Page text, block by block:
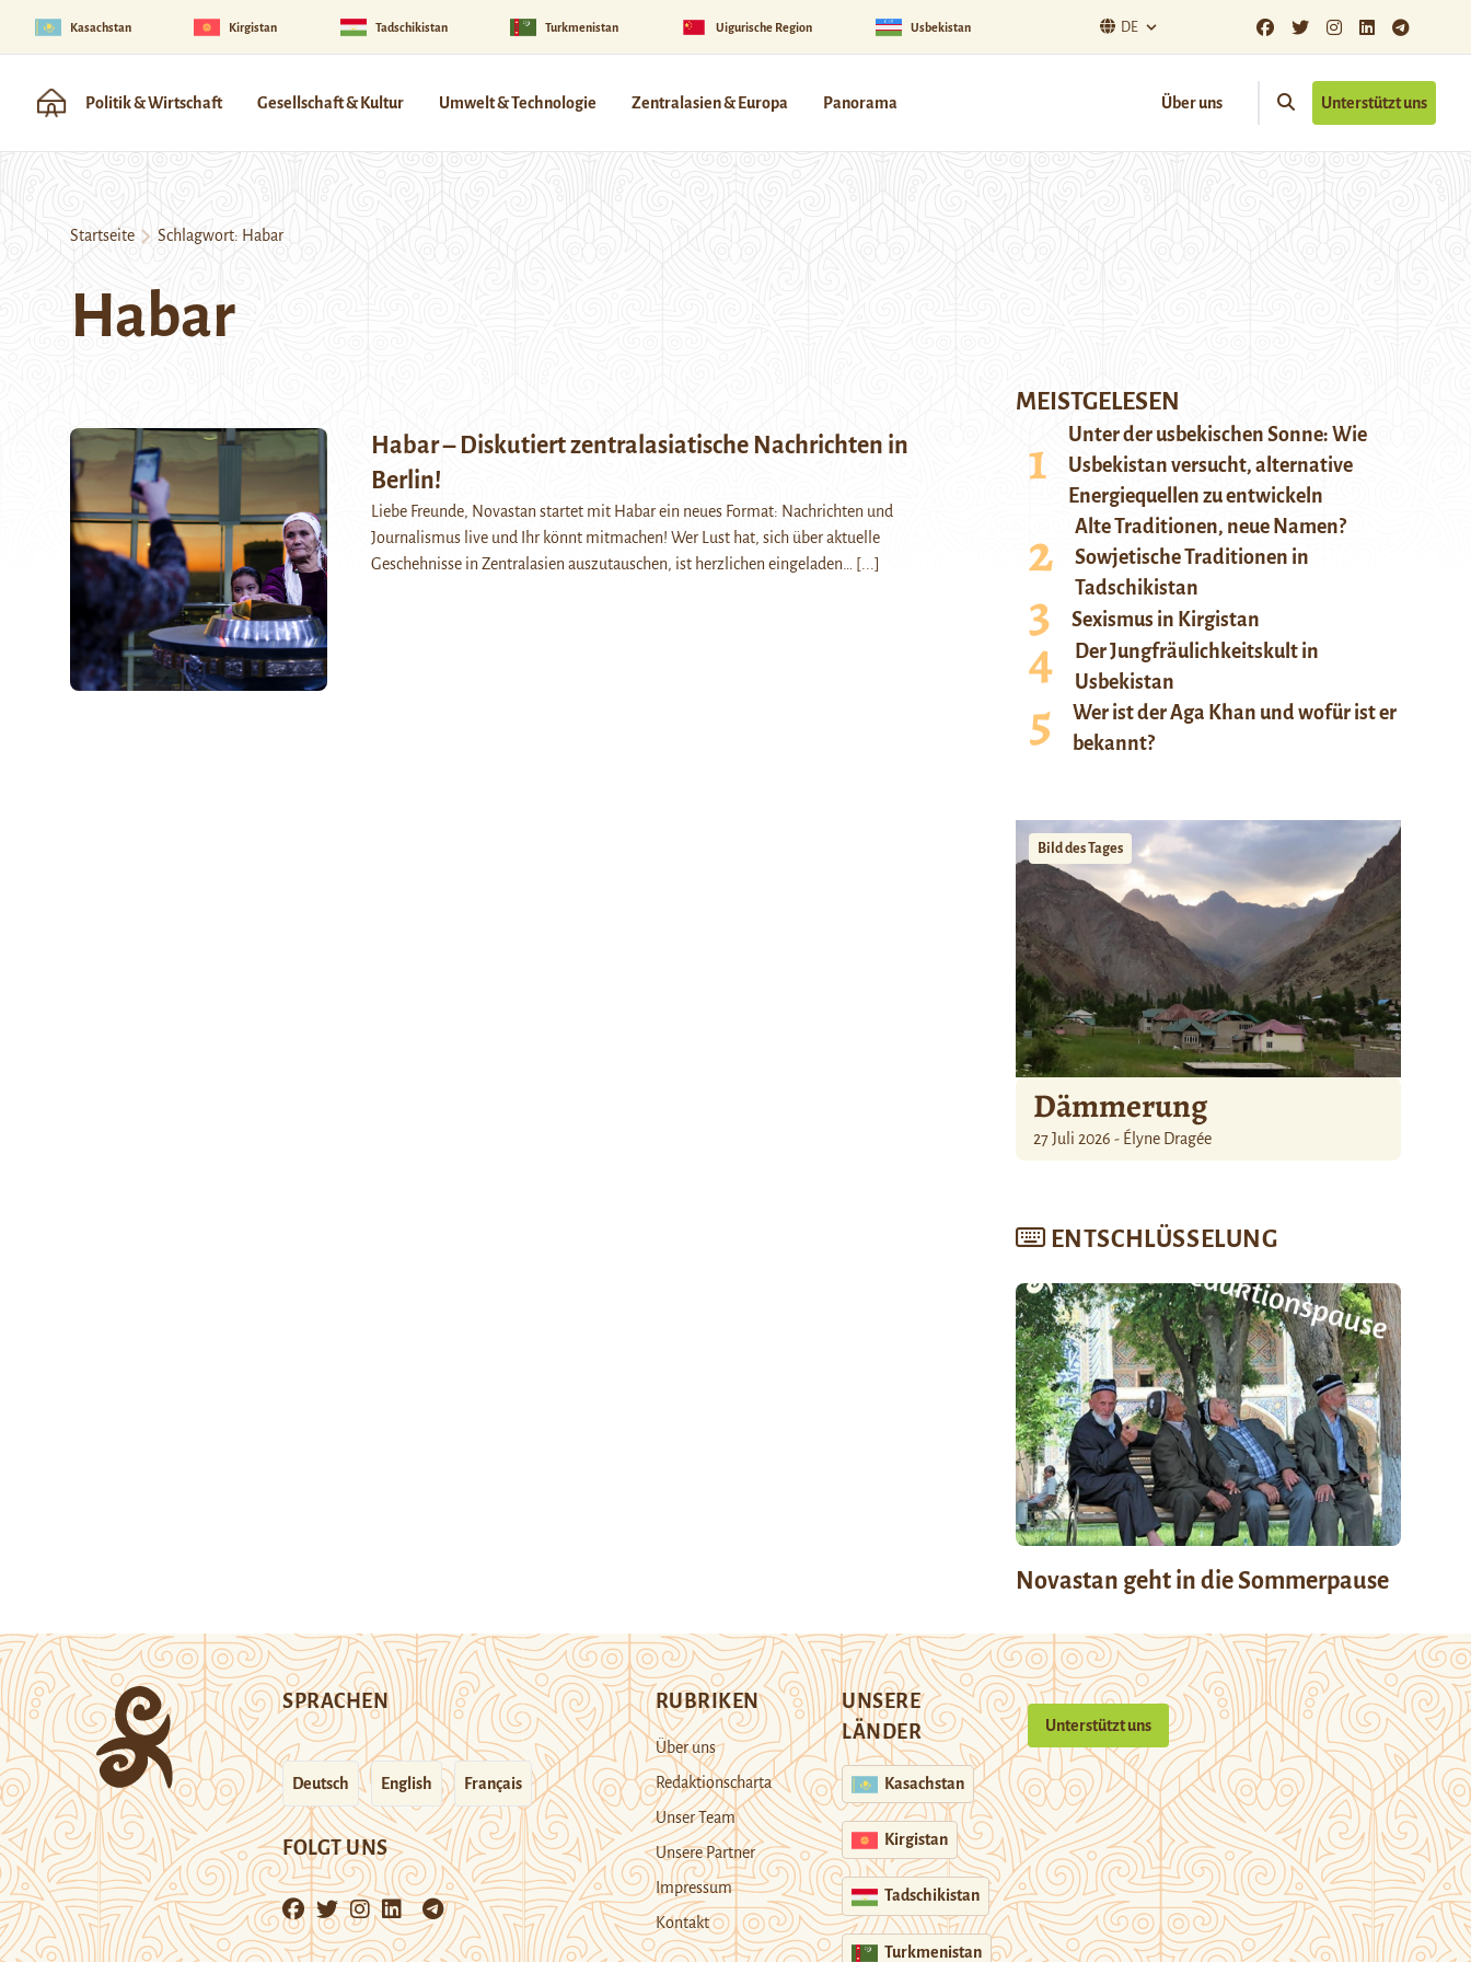
Kasachstan Kirgistan Tadschikistan Turkmenistan Uigurische Region Usbekistan DE
Politik & Wirtschaft Gesellschaft & Kultur Umwelt & Technologie Zentralasien & Europa Panorama Über uns Unterstützt uns
Startseite Schlagwort: Habar
Habar
Habar – Diskutiert zentralasiatische Nachrichten in
Berlin!
Liebe Freunde, Novastan startet mit Habar ein neues Format: Nachrichten und
Journalismus live und Ihr könnt mitmachen! Wer Lust hat, sich über aktuelle
Geschehnisse in Zentralasien auszutauschen, ist herzlichen eingeladen…
[...]
MEISTGELESEN
Unter der usbekischen Sonne: Wie
Usbekistan versucht, alternative
Energiequellen zu entwickeln
Alte Traditionen, neue Namen?
Sowjetische Traditionen in
Tadschikistan
Sexismus in Kirgistan
Der Jungfräulichkeitskult in
Usbekistan
Wer ist der Aga Khan und wofür ist er
bekannt?
Bild des Tages
Dämmerung
27 Juli 2026 - Élyne Dragée
ENTSCHLÜSSELUNG
Novastan geht in die Sommerpause
SPRACHEN
Deutsch English Français
FOLGT UNS
RUBRIKEN
Über uns
Redaktionscharta
Unser Team
Unsere Partner
Impressum
Kontakt
UNSERE
LÄNDER
Kasachstan
Kirgistan
Tadschikistan
Turkmenistan
Unterstützt uns